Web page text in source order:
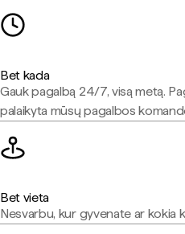
Bet kada
Gauk pagalbą 24/7, visą metą.
palaikyta mūsų pagalbos
Bet vieta
Nesvarbu, kur gyvenate ar kokia